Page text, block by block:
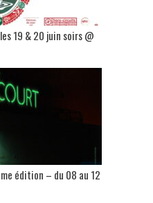
19 & 20 juin soirs @
édition – du 08 au 12